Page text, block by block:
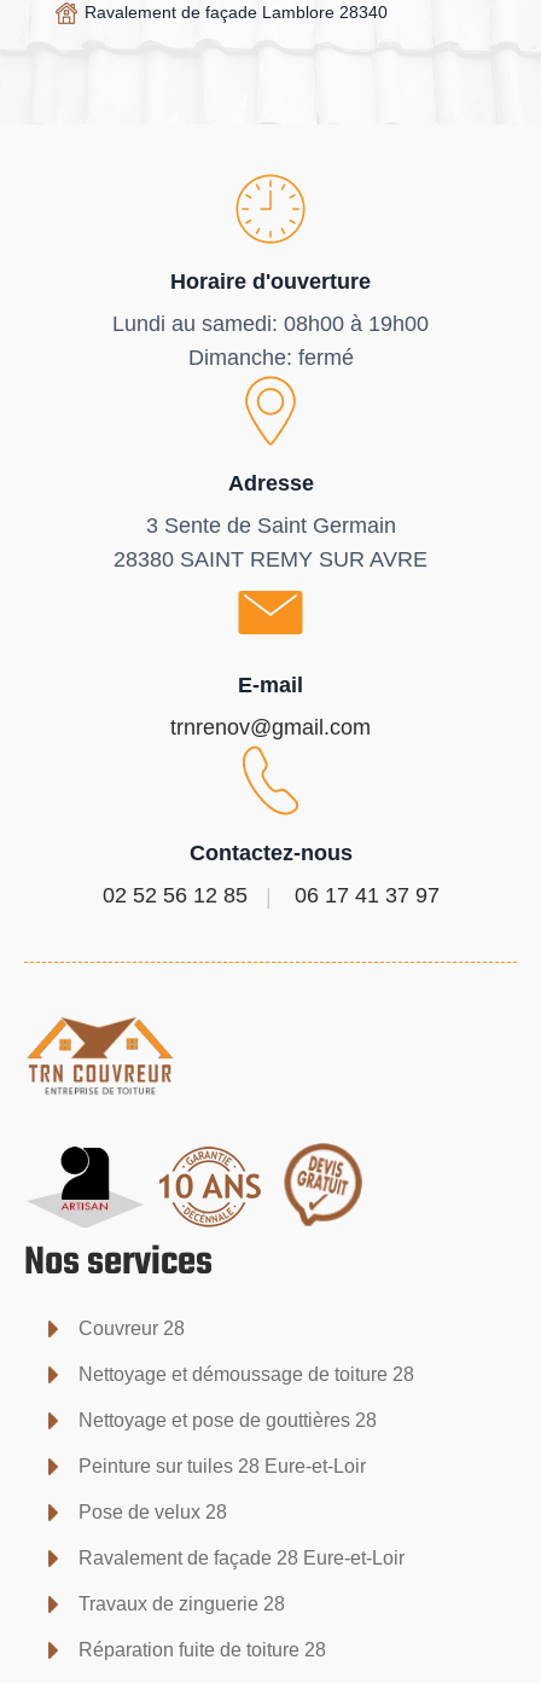
Ravalement de façade Lamblore 28340
Horaire d'ouverture
Lundi au samedi: 08h00 à 19h00
Dimanche: fermé
Adresse
3 Sente de Saint Germain
28380 SAINT REMY SUR AVRE
E-mail
trnrenov@gmail.com
Contactez-nous
02 52 56 12 85
06 17 41 37 97
Nos services
Couvreur 28
Nettoyage et démoussage de toiture 28
Nettoyage et pose de gouttières 28
Peinture sur tuiles 28 Eure-et-Loir
Pose de velux 28
Ravalement de façade 28 Eure-et-Loir
Travaux de zinguerie 28
Réparation fuite de toiture 28